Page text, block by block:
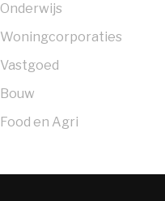
Onderwijs
Woningcorporaties
Vastgoed
Bouw
Food en Agri